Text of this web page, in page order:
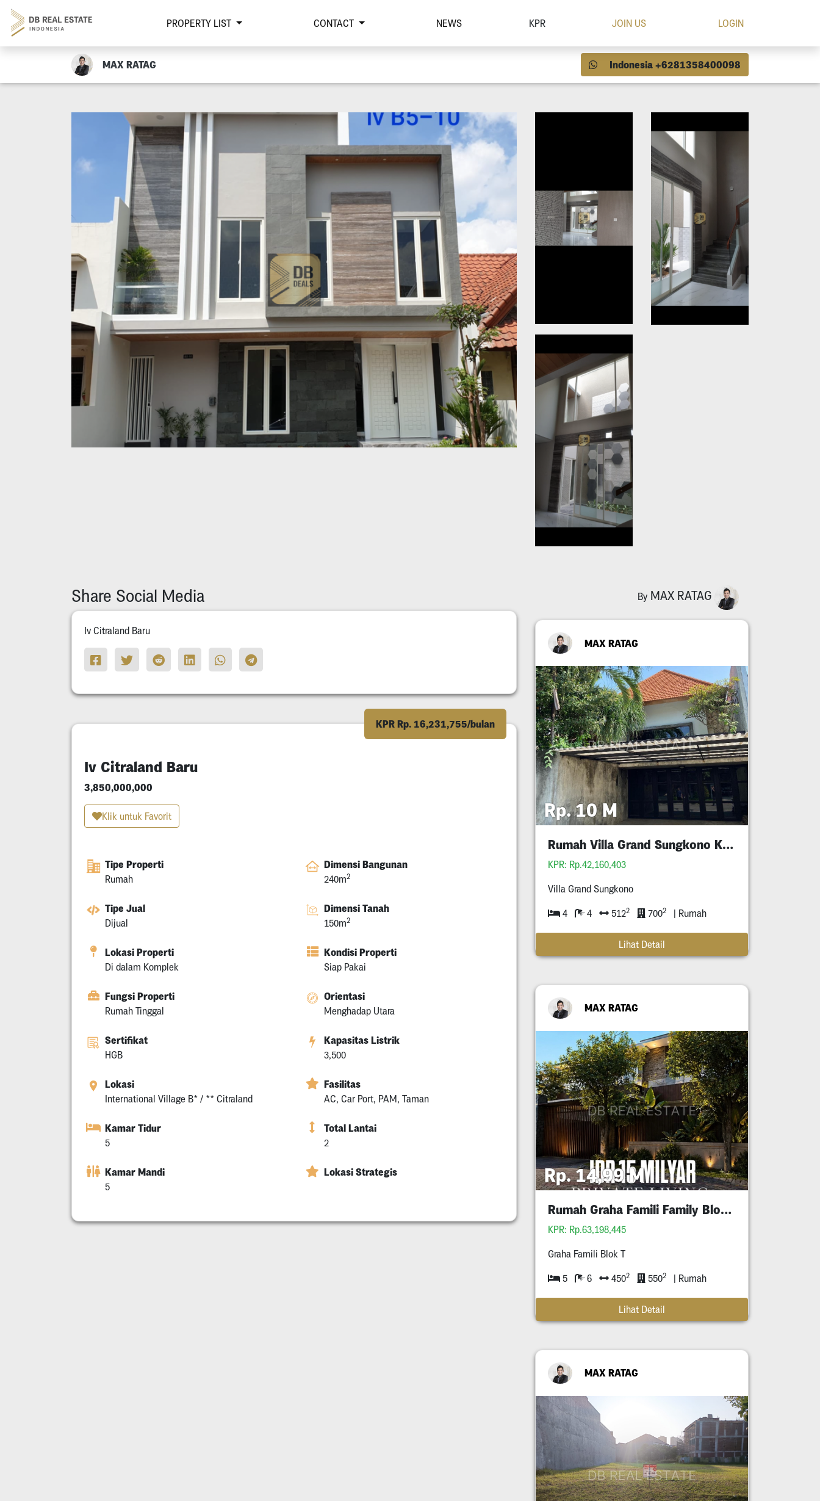
PROPERTY LIST CONTACT NEWS KPR JOIN US LOGIN
MAX RATAG Indonesia +6281358400098
Share Social Media
Iv Citraland Baru
KPR Rp. 16,231,755/bulan
Iv Citraland Baru
3,850,000,000
Klik untuk Favorit
Tipe Properti
Rumah
Dimensi Bangunan
240m2
Tipe Jual
Dijual
Dimensi Tanah
150m2
Lokasi Properti
Di dalam Komplek
Kondisi Properti
Siap Pakai
Fungsi Properti
Rumah Tinggal
Orientasi
Menghadap Utara
Sertifikat
HGB
Kapasitas Listrik
3,500
Lokasi
International Village B* / ** Citraland
Fasilitas
AC, Car Port, PAM, Taman
Kamar Tidur
5
Total Lantai
2
Kamar Mandi
5
Lokasi Strategis
By MAX RATAG
MAX RATAG
Rp. 10 M
Rumah Villa Grand Sungkono Kupang Pakis
KPR: Rp.42,160,403
Villa Grand Sungkono
4 4 5122 7002 | Rumah
Lihat Detail
MAX RATAG
Rp. 14,99 M
Rumah Graha Famili Family Blok T
KPR: Rp.63,198,445
Graha Famili Blok T
5 6 4502 5502 | Rumah
Lihat Detail
MAX RATAG